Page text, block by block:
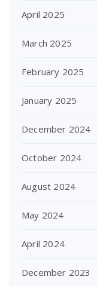
April 2025
March 2025
February 2025
January 2025
December 2024
October 2024
August 2024
May 2024
April 2024
December 2023